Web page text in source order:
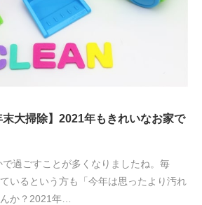
末大掃除】2021年もきれいなお家で
過ごすことが多くなりましたね。毎
いるという方も「今年は思ったより汚れ
か？2021年…